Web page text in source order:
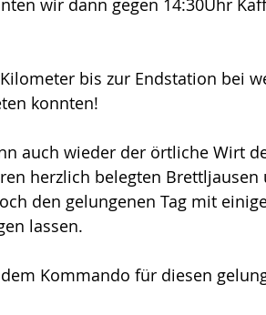
wir dann gegen 14:30Uhr
bis zur Endstation bei
konnten!
auch wieder der örtliche Wirt
herzlich belegten Brettljausen
den gelungenen Tag mit
lassen.
Kommando für diesen